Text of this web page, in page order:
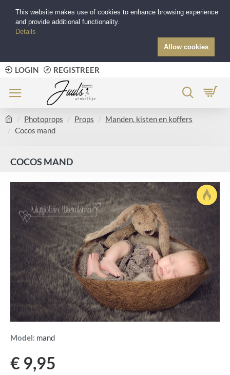
LOGIN REGISTREER
Photoprops Props
Manden, kisten en koffers
Cocos mand
COCOS MAND
Model: mand
€ 9,95
This website makes use of cookies to enhance browsing experience
and provide additional functionality.
Details
Allow cookies